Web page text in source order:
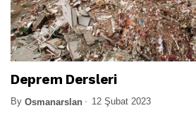
Deprem Dersleri
By Osmanarslan 12 Şubat 2023